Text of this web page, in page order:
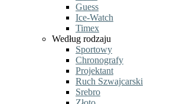
Guess
Ice-Watch
Timex
Według rodzaju
Sportowy
Chronografy
Projektant
Ruch Szwajcarski
Srebro